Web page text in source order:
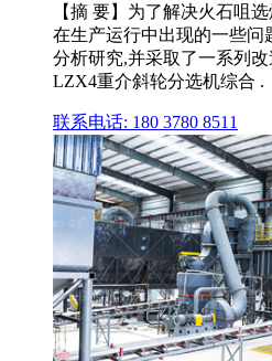
【摘 要】为了解决火石咀
在生产运行中出现的一些问
分析研究,并采取了一系列
LZX4重介斜轮分选机综合 .
联系电话: 180 3780 8511